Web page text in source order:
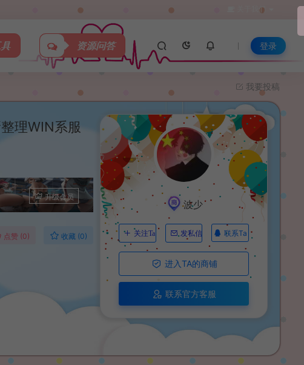
关于我们
具 资源问答 登录
我要投稿
理WIN系服
升级会员
点赞 (0) 收藏 (0)
波少
关注Ta 发私信 联系Ta
进入TA的商铺
联系官方客服